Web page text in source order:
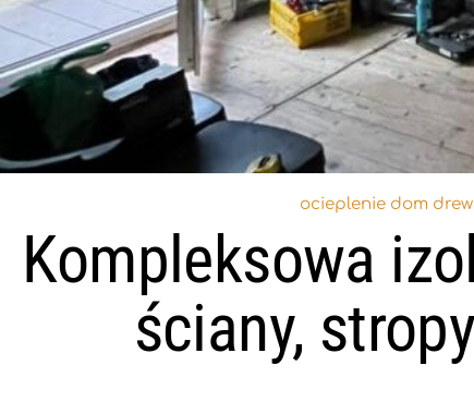
ocieplenie dom
Kompleksowa
ściany,